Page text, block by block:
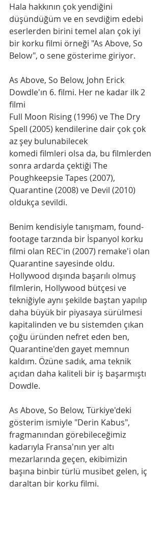
Hala hakkının çok yendiğini
düşündüğüm ve en sevdiğim edebi
eserlerden birini temel alan çok iyi
bir korku filmi örneği "As Above, So
Below", o sene gösterime giriyor.
As Above, So Below, John Erick
Dowdle'ın 6. filmi. Her ne kadar ilk 2
filmi
Full Moon Rising (1996) ve The Dry
Spell (2005) kendilerine dair çok çok
az şey bulunabilecek
komedi filmleri olsa da, bu filmlerden
sonra ardarda çektiği The
Poughkeepsie Tapes (2007),
Quarantine (2008) ve Devil (2010)
oldukça sevildi.
Benim kendisiyle tanışmam, found-
footage tarzında bir İspanyol korku
filmi olan REC'in (2007) remake'i olan
Quarantine sayesinde oldu.
Hollywood dışında başarılı olmuş
filmlerin, Hollywood bütçesi ve
tekniğiyle aynı şekilde baştan yapılıp
daha büyük bir piyasaya sürülmesi
kapitalinden ve bu sistemden çıkan
çoğu üründen nefret eden ben,
Quarantine'den gayet memnun
kaldım. Özüne sadık, ama teknik
açıdan daha kaliteli bir iş başarmıştı
Dowdle.
As Above, So Below, Türkiye'deki
gösterim ismiyle "Derin Kabus",
fragmanından görebileceğimiz
kadarıyla Fransa'nın yer altı
mezarlarında geçen, ekibimizin
başına binbir türlü musibet gelen, iç
daraltan bir korku filmi.